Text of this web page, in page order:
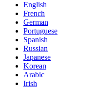
English
French
German
Portuguese
Spanish
Russian
Japanese
Korean
Arabic
Irish